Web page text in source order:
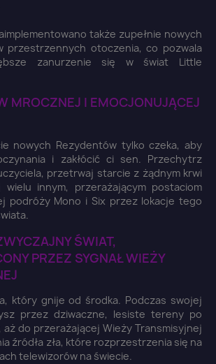
także zupełnie nowych
przestrzennych otoczenia, co pozwala
zanurzenie się w świat Little
MROCZNEJ I EMOCJONUJĄCEJ
nowych Rezydentów tylko czeka, aby
i zakłócić ci sen. Przechytrz
przetrwaj starcie z żądnym krwi
wielu innym, przerażającym postaciom
podróży Mono i Six przez lokacje tego
ŚWIAT,
PRZEZ SYGNAŁ WIEŻY
który gnije od środka. Podczas swojej
przez dziwaczne, lesiste tereny po
aż do przerażającej Wieży Transmisyjnej
źródła zła, które rozprzestrzenia się na
telewizorów na świecie.
×
logged in to save products in your